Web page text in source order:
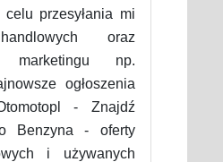
przesyłania mi
oraz
marketingu np.
ogłoszenia
- Znajdź
Benzyna - oferty
i używanych